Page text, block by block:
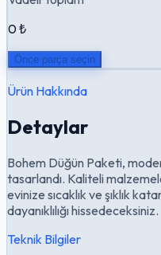
0 ₺
Önce parça seçin
Ürün Hakkında
Detaylar
Bohem Düğün Paketi,
tasarlandı. Kaliteli
evinize sıcaklık ve şıklık
dayanıklılığı hissedeceksiniz.
Teknik Bilgiler